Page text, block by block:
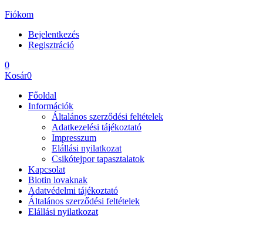
Fiókom
Bejelentkezés
Regisztráció
0
Kosár0
Főoldal
Információk
Általános szerződési feltételek
Adatkezelési tájékoztató
Impresszum
Elállási nyilatkozat
Csikótejpor tapasztalatok
Kapcsolat
Biotin lovaknak
Adatvédelmi tájékoztató
Általános szerződési feltételek
Elállási nyilatkozat